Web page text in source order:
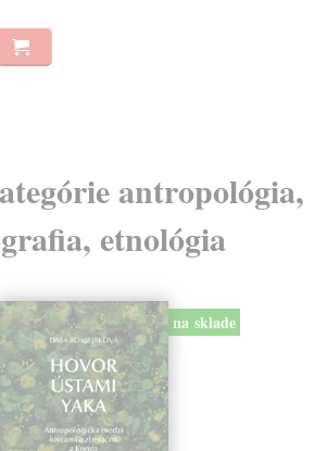
antropológia,
etnológia
na sklade